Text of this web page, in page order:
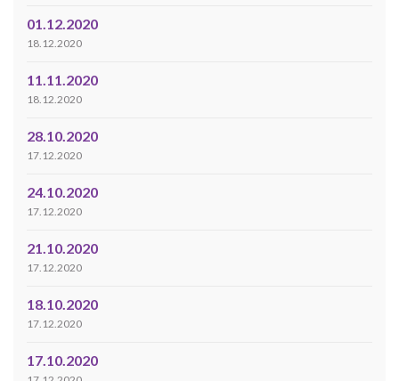
01.12.2020
18.12.2020
11.11.2020
18.12.2020
28.10.2020
17.12.2020
24.10.2020
17.12.2020
21.10.2020
17.12.2020
18.10.2020
17.12.2020
17.10.2020